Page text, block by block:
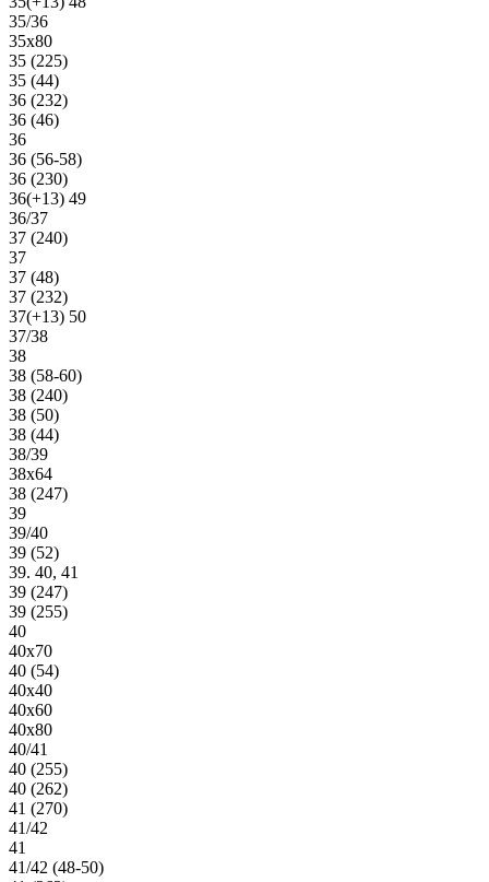
35/36
35х80
35 (225)
35 (44)
36 (232)
36 (46)
36
36 (56-58)
36 (230)
36(+13) 49
36/37
37 (240)
37
37 (48)
37 (232)
37(+13) 50
37/38
38
38 (58-60)
38 (240)
38 (50)
38 (44)
38/39
38х64
38 (247)
39
39/40
39 (52)
39. 40, 41
39 (247)
39 (255)
40
40х70
40 (54)
40х40
40х60
40х80
40/41
40 (255)
40 (262)
41 (270)
41/42
41
41/42 (48-50)